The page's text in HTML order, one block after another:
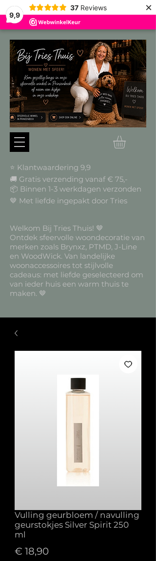
9,9
37 Reviews ×
⭐ Klantwaardering 9,9
🚚 Gratis verzending vanaf € 75,-
📦 Binnen 1-3 werkdagen verzonden
🤎 Met liefde ingepakt door Tries
Welkom Bij Tries Thuis! 🤎
Ontdek sfeervolle woondecoratie van
merken zoals Brynxz, PTMD, J-Line
en WoodWick. Van landelijke
woonaccessoires tot stijlvolle
cadeaus: met liefde geselecteerd om
van ieder huis een warm thuis te
maken. 🤎
Vulling geurbloem / navulling
geurstokjes Silver Spirit 250
ml
€ 18,90Prijs